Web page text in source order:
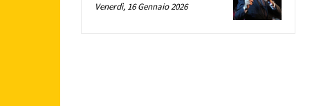
Venerdì, 16 Gennaio 2026